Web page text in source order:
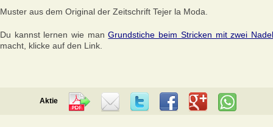
Muster aus dem Original der Zeitschrift Tejer la Moda.
Du kannst lernen wie manGrundstiche beim Stricken mit zwei
macht, klicke auf den Link.
Aktie